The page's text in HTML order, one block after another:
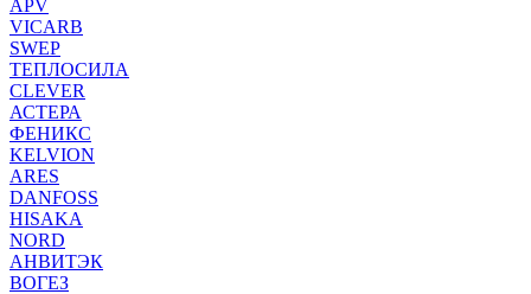
APV
VICARB
SWEP
ТЕПЛОСИЛА
CLEVER
АСТЕРА
ФЕНИКС
KELVION
ARES
DANFOSS
HISAKA
NORD
АНВИТЭК
ВОГЕЗ